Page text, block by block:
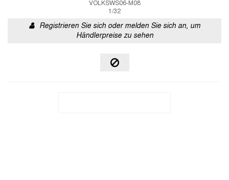
VOLKSWS06-M08
1/32
Registrieren Sie sich oder melden Sie sich an, um
Händlerpreise zu sehen